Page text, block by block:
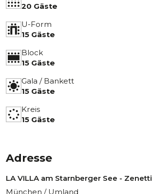
20 Gäste
U-Form
15 Gäste
Block
15 Gäste
Gala / Bankett
15 Gäste
Kreis
15 Gäste
Adresse
LA VILLA am Starnberger See - Zenetti
München / Umland